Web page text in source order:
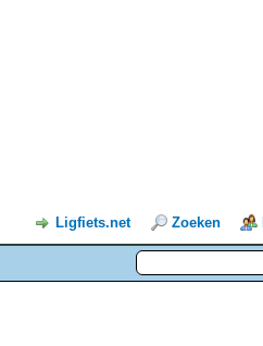
Ligfiets.net Zoeken